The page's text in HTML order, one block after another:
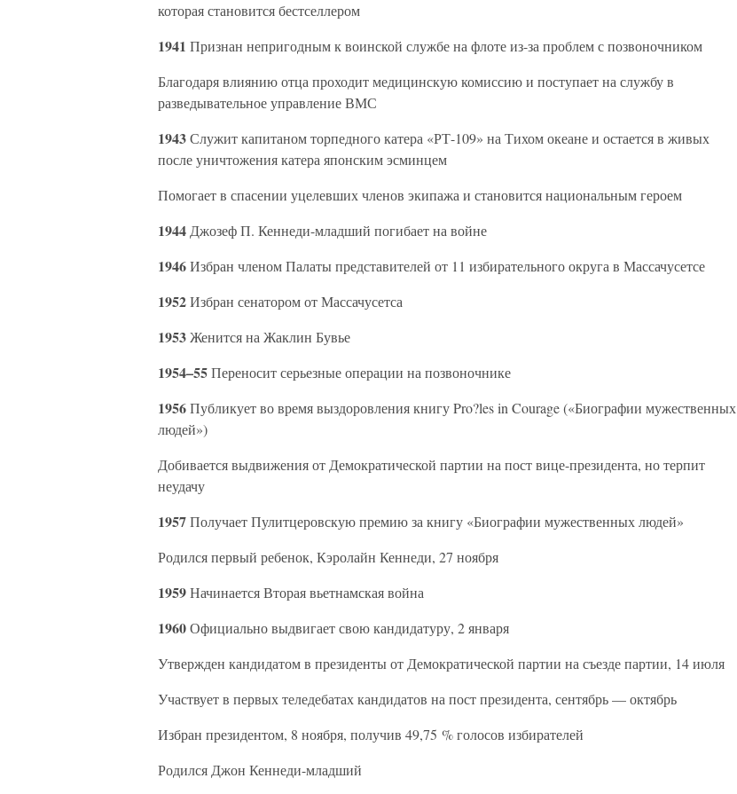
которая становится бестселлером
1941 Признан непригодным к воинской службе на флоте из-за проблем с позвоночником
Благодаря влиянию отца проходит медицинскую комиссию и поступает на службу в
разведывательное управление ВМС
1943Служит капитаном торпедного катера «РТ-109» на Тихом океане и остается в живых
после уничтожения катера японским эсминцем
Помогает в спасении уцелевших членов экипажа и становится национальным героем
1944 Джозеф П. Кеннеди-младший погибает на войне
1946Избран членом Палаты представителей от 11 избирательного округа в Массачусетсе
1952Избран сенатором от Массачусетса
1953Женится на Жаклин Бувье
1954–55Переносит серьезные операции на позвоночнике
1956Публикует во время выздоровления книгу Pro?les in Courage («Биографии мужественных
людей»)
Добивается выдвижения от Демократической партии на пост вице-президента, но терпит
неудачу
1957Получает Пулитцеровскую премию за книгу «Биографии мужественных людей»
Родился первый ребенок, Кэролайн Кеннеди, 27 ноября
1959Начинается Вторая вьетнамская война
1960Официально выдвигает свою кандидатуру, 2 января
Утвержден кандидатом в президенты от Демократической партии на съезде партии, 14 июля
Участвует в первых теледебатах кандидатов на пост президента, сентябрь — октябрь
Избран президентом, 8 ноября, получив 49,75 % голосов избирателей
Родился Джон Кеннеди-младший